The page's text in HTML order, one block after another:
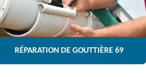
RÉPARATION DE GOUTTIÈRE 69